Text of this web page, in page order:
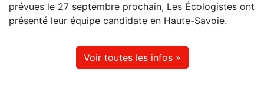
prévues le 27 septembre prochain, Les Écologistes ont
présenté leur équipe candidate en Haute-Savoie.
Voir toutes les infos »